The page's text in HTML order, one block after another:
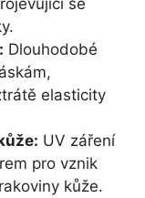
Dlouhodobé
elasticity
UV záření
pro vznik
kůže.